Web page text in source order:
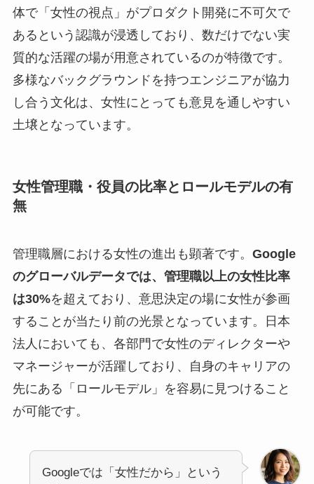
体で「女性の視点」がプロダクト開発に不可欠で
あるという認識が浸透しており、数だけでない実
質的な活躍の場が用意されているのが特徴です。
多様なバックグラウンドを持つエンジニアが協力
し合う文化は、女性にとっても意見を通しやすい
土壌となっています。
女性管理職・役員の比率とロールモデルの有
無
管理職層における女性の進出も顕著です。 Google
のグローバルデータでは、管理職以上の女性比率
は30%を超えており、意思決定の場に女性が参画
することが当たり前の光景となっています。日本
法人においても、各部門で女性のディレクターや
マネージャーが活躍しており、自身のキャリアの
先にある「ロールモデル」を容易に見つけること
が可能です。
Googleでは「女性だから」という